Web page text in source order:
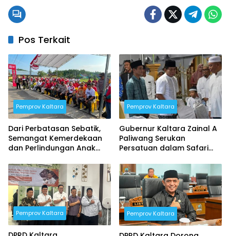
Pos Terkait
Pemprov Kaltara
Dari Perbatasan Sebatik,
Semangat Kemerdekaan
dan Perlindungan Anak
ke-81
Pemprov Kaltara
Gubernur Kaltara Zainal A
Paliwang Serukan
Persatuan dalam Safari
Pemprov Kaltara Pemprov Kaltara